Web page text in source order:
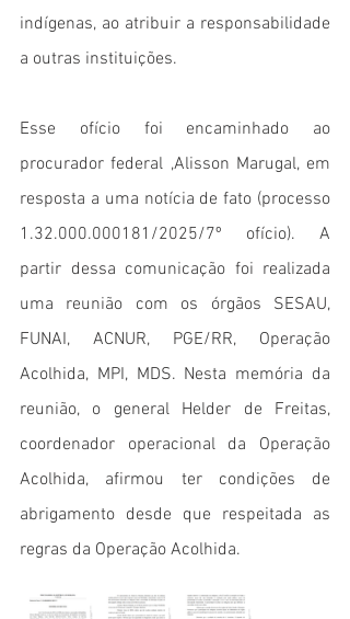
indígenas, ao atribuir a responsabilidade
a outras instituições.
Esse ofício foi encaminhado ao
procurador federal ,Alisson Marugal, em
resposta a uma notícia de fato (processo
1.32.000.000181/2025/7º ofício). A
partir dessa comunicação foi realizada
uma reunião com os órgãos SESAU,
FUNAI, ACNUR, PGE/RR, Operação
Acolhida, MPI, MDS. Nesta memória da
reunião, o general Helder de Freitas,
coordenador operacional da Operação
Acolhida, afirmou ter condições de
abrigamento desde que respeitada as
regras da Operação Acolhida.